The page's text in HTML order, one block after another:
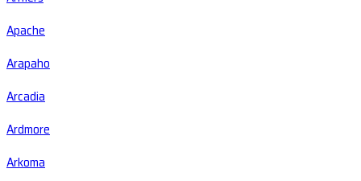
Apache
Arapaho
Arcadia
Ardmore
Arkoma